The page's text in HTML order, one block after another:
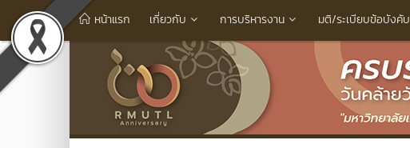
หน้าแรก เกี่ยวกับ การบริหารงาน มติ/ระเบียบข้อบังคับ